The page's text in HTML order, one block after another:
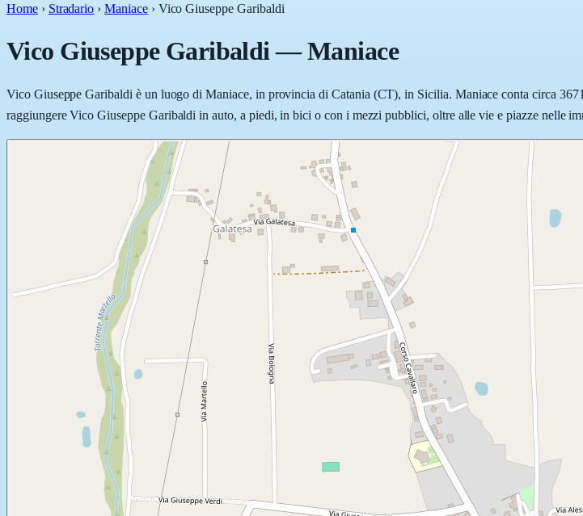
Home › Stradario › Maniace › Vico Giuseppe Garibaldi
Vico Giuseppe Garibaldi—Maniace
Vico Giuseppe Garibaldi è un luogo di Maniace, in provincia di Catania (CT), in Sicilia. Maniace conta circa
raggiungere Vico Giuseppe Garibaldi in auto, a piedi, in bici o con i mezzi pubblici, oltre alle vie e piazze nelle